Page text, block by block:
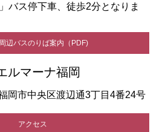
バス停下車、徒歩2分となりま
辺バスのりば案内（PDF)
ルマーナ福岡
岡市中央区渡辺通3丁目4番24号
アクセス